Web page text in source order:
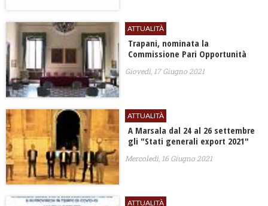
ATTUALITÀ
Trapani, nominata la
Commissione Pari Opportunità
Giovedì, 17 Giugno 2021
ATTUALITÀ
A Marsala dal 24 al 26 settembre
gli "Stati generali export 2021"
Mercoledì, 16 Giugno 2021
ATTUALITÀ